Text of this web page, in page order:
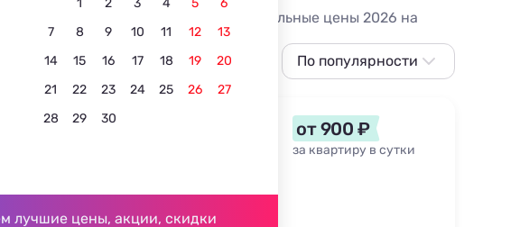
1 2 3 4 5
6
7
8 9 10 11 12
13
14
15 16 17 18 19
20
21
22 23 24 25 26
27
28
29 30
лучшие цены, акции, скидки
посредников - отзывы, фото и актуальные цены 2026 на
По популярности
Сначала дешевле
Сначала дороже
м • До центра - 2,4 км
от 900 ₽
за квартиру в сутки